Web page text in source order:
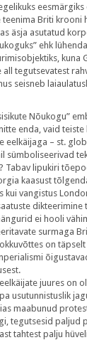
Briti krooni
äsja asutatud
ehk
kuna
tegutsevatest
seisneb
Nõukogu”
enda, vaid
eelkäijaga – st.
sümboliseerivad
Tabav lipukiri
kaasust
kui vangistus
ei hooli
surmaga
on
juures on
usutunnistuslik
maabunud
tegutsesid paljud
tahtest palju